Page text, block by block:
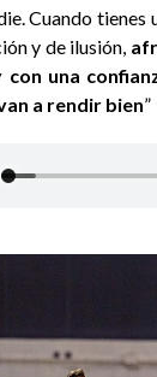
Cuando tienes
y de ilusión,
con una
a rendir bien”